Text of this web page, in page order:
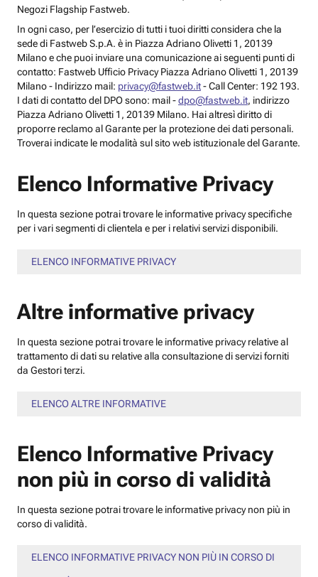
Negozi Flagship Fastweb.
In ogni caso, per l’esercizio di tutti i tuoi diritti considera che la
sede di Fastweb S.p.A. è in Piazza Adriano Olivetti 1, 20139
Milano e che puoi inviare una comunicazione ai seguenti punti di
contatto: Fastweb Ufficio Privacy Piazza Adriano Olivetti 1, 20139
Milano - Indirizzo mail: privacy@fastweb.it- Call Center: 192 193.
I dati di contatto del DPO sono: mail -dpo@fastweb.it, indirizzo
Piazza Adriano Olivetti 1, 20139 Milano. Hai altresì diritto di
proporre reclamo al Garante per la protezione dei dati personali.
Troverai indicate le modalità sul sito web istituzionale del Garante.
Elenco Informative Privacy
In questa sezione potrai trovare le informative privacy specifiche
per i vari segmenti di clientela e per i relativi servizi disponibili.
ELENCO INFORMATIVE PRIVACY
Altre informative privacy
In questa sezione potrai trovare le informative privacy relative al
trattamento di dati su relative alla consultazione di servizi forniti
da Gestori terzi.
ELENCO ALTRE INFORMATIVE
Elenco Informative Privacy
non più in corso di validità
In questa sezione potrai trovare le informative privacy non più in
corso di validità.
ELENCO INFORMATIVE PRIVACY NON PIÙ IN CORSO DI